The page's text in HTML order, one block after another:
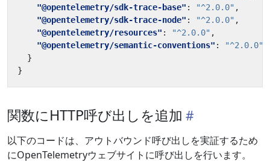
"@opentelemetry/sdk-trace-base" : "^2.0.0" ,
"@opentelemetry/sdk-trace-node" : "^2.0.0" ,
"@opentelemetry/resources" : "^2.0.0" ,
"@opentelemetry/semantic-conventions" :
"^2.0.0"
}
}
関数にHTTP呼び出しを追加
以下のコードは、アウトバウンド呼び出しを実証するため
にOpenTelemetryウェブサイトに呼び出しを行います。